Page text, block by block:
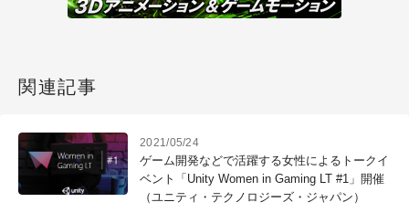
関連記事
2021/05/24
ゲーム開発などで活躍する女性によるトークイ
ベント「Unity Women in Gaming LT #1」開催
（ユニティ・テクノロジーズ・ジャパン）